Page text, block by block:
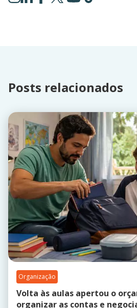
Posts relacionados
Organização
Volta às aulas apertou o
organizar as contas e